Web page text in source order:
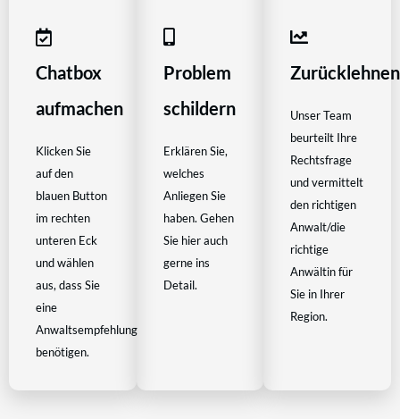
Chatbox
aufmachen
Klicken Sie
auf den
blauen Button
im rechten
unteren Eck
und wählen
aus, dass Sie
eine
Anwaltsempfehlung
benötigen.
Problem
schildern
Erklären Sie,
welches
Anliegen Sie
haben. Gehen
Sie hier auch
gerne ins
Detail.
Zurücklehnen
Unser Team
beurteilt Ihre
Rechtsfrage
und vermittelt
den richtigen
Anwalt/die
richtige
Anwältin für
Sie in Ihrer
Region.